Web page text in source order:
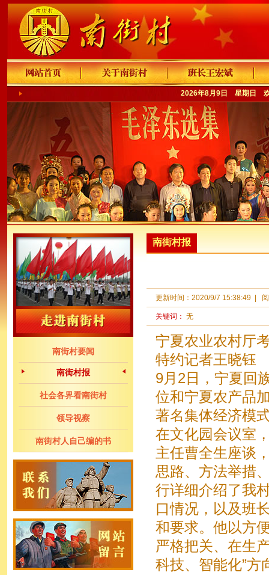
2026年8月9日 星期日
南街村要闻
南街村报
社会各界看南街村
领导视察
南街村人自己编的书
南街村报
更新时间： 2020/9/7 15:38:49
关键词： 无
宁夏农业农村厅
特约记者王晓钰
9月2日，宁夏回
位和宁夏农产品
著名集体经济模
在文化园会议室
主任曹全生座谈
思路、方法举措
行详细介绍了我
口情况，以及班
和要求。他以方
严格把关、在生
科技、智能化”方